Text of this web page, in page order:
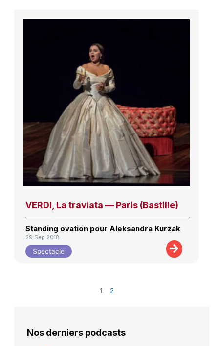
VERDI, La traviata — Paris (Bastille)
Standing ovation pour Aleksandra Kurzak
29 Sep 2018
Spectacle
1 2
Nos derniers podcasts